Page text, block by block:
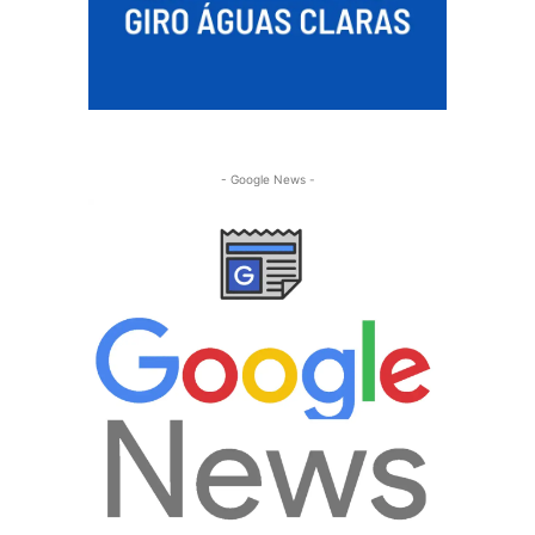
- Google News -